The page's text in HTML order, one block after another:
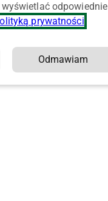
wiedzy o rzepaku
odpowiednie
prywatności
Odmawiam